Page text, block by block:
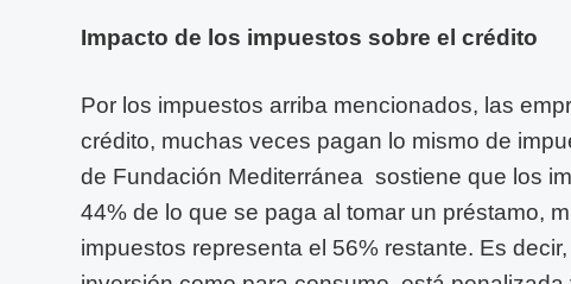
Impacto de los impuestos sobre el crédito
Por los impuestos arriba mencionados, las
crédito, muchas veces pagan lo mismo de
de Fundación Mediterránea sostiene que los
44% de lo que se paga al tomar un préstamo,
impuestos representa el 56% restante. Es